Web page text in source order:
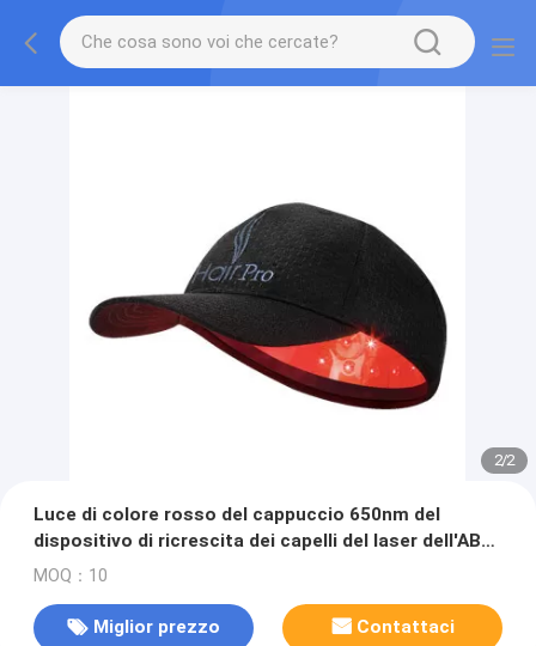
2/2
Luce di colore rosso del cappuccio 650nm del
dispositivo di ricrescita dei capelli del laser dell'ABS
di HairPro
MOQ：10
Miglior prezzo Contattaci